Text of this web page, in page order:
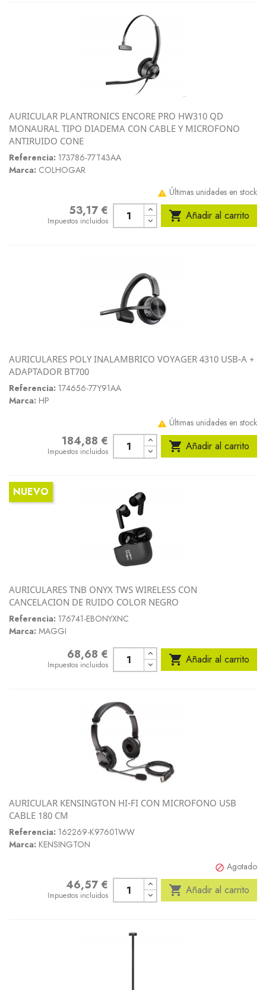
AURICULAR PLANTRONICS ENCORE PRO HW310 QD
MONAURAL TIPO DIADEMA CON CABLE Y MICROFONO
ANTIRUIDO CONE
Referencia: 173786-77T43AA
Marca: COLHOGAR
 Últimas unidades en stock
Precio53,17 €
Impuestos incluidos  Añadir al carrito
AURICULARES POLY INALAMBRICO VOYAGER 4310 USB-A +
ADAPTADOR BT700
Referencia: 174656-77Y91AA
Marca: HP
 Últimas unidades en stock
Precio184,88 €
Impuestos incluidos  Añadir al carrito
NUEVO
AURICULARES TNB ONYX TWS WIRELESS CON
CANCELACION DE RUIDO COLOR NEGRO
Referencia: 176741-EBONYXNC
Marca: MAGGI
Precio68,68 €
Impuestos incluidos  Añadir al carrito
AURICULAR KENSINGTON HI-FI CON MICROFONO USB
CABLE 180 CM
Referencia: 162269-K97601WW
Marca: KENSINGTON
 Agotado
Precio46,57 €
Impuestos incluidos  Añadir al carrito